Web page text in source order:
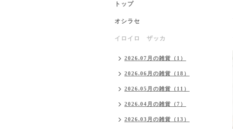
トップ
オシラセ
イロイロ ザッカ
2026.07月の雑貨（1）
2026.06月の雑貨（18）
2026.05月の雑貨（11）
2026.04月の雑貨（7）
2026.03月の雑貨（13）